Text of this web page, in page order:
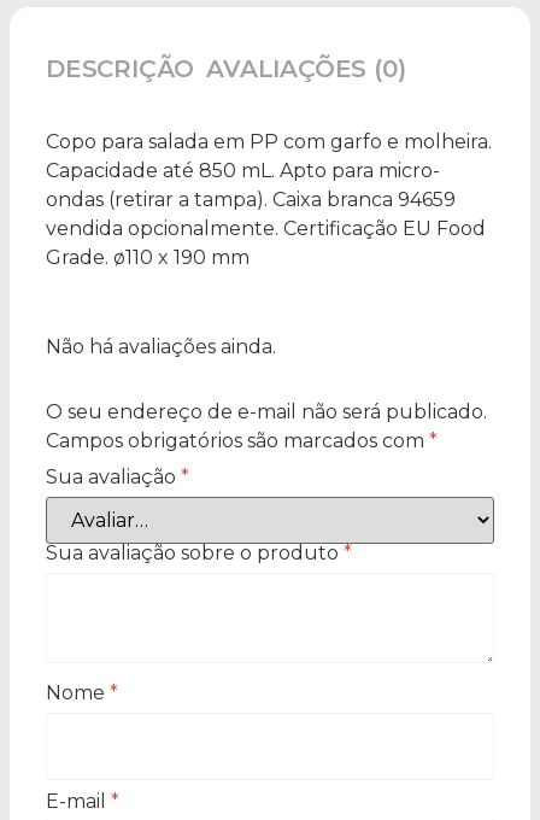
DESCRIÇÃO AVALIAÇÕES (0)
Copo para salada em PP com garfo e molheira.
Capacidade até 850 mL. Apto para micro-
ondas (retirar a tampa). Caixa branca 94659
vendida opcionalmente. Certificação EU Food
Grade. ø110 x 190 mm
Não há avaliações ainda.
O seu endereço de e-mail não será publicado.
Campos obrigatórios são marcados com *
Sua avaliação *
Sua avaliação sobre o produto *
Nome *
E-mail *